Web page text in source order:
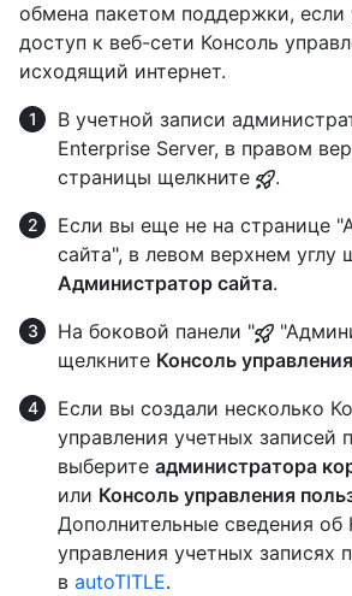
обмена пакетом поддержки, если
доступ к веб-сети Консоль
исходящий интернет.
В учетной записи
Enterprise Server, в правом
страницы щелкните
.
Если вы еще не на странице
сайта", в левом верхнем углу
Администратор сайта.
На боковой панели "
щелкните Консоль управления
Если вы создали несколько
управления учетных записей
выберите администратора
или Консоль управления
Дополнительные сведения об
управления учетных записях
в autoTITLE.